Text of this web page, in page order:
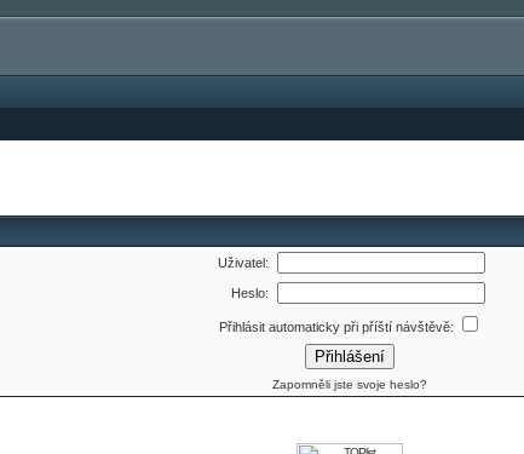
Uživatel:
Heslo:
Přihlásit automaticky při příští návštěvě:
Zapomněli jste svoje heslo?